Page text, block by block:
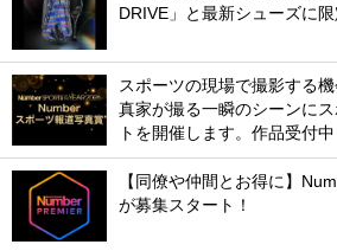
DRIVE」と最新シューズに
スポーツの現場で撮影する
真家が撮る一瞬のシーンに
トを開催します。作品受付中
【同僚や仲間とお得に】
が募集スタート！